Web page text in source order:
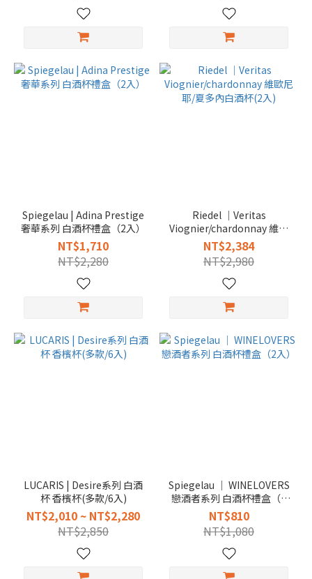
Spiegelau | Adina Prestige
奢華系列 白酒杯禮盒（2入）
NT$1,710
NT$2,280
Riedel │Veritas
Viognier/chardonnay 維歐
尼耶/夏多內白酒杯(2入)
NT$2,384
NT$2,980
LUCARIS | Desire系列 白酒
杯 香檳杯(多款/6入)
NT$2,010 ~ NT$2,280
NT$2,850
Spiegelau │ WINELOVERS
戀酒者系列 白酒杯禮盒（2
入）
NT$810
NT$1,080